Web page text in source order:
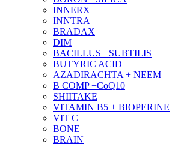
INNERX
INNTRA
BRADAX
DIM
BACILLUS +SUBTILIS
BUTYRIC ACID
AZADIRACHTA + NEEM
B COMP +CoQ10
SHIITAKE
VITAMIN B5 + BIOPERINE
VIT C
BONE
BRAIN